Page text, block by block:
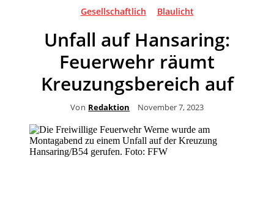
Gesellschaftlich Blaulicht
Unfall auf Hansaring:
Feuerwehr räumt
Kreuzungsbereich auf
Von Redaktion November 7, 2023